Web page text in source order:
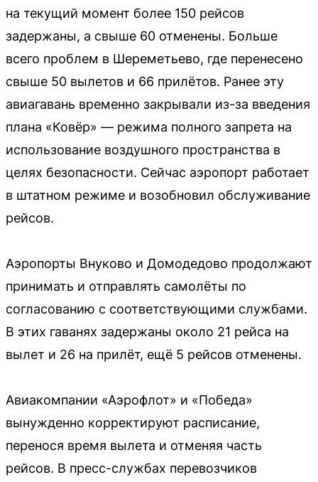
на текущий момент более 150 рейсов
задержаны, а свыше 60 отменены. Больше
всего проблем в Шереметьево, где перенесено
свыше 50 вылетов и 66 прилётов. Ранее эту
авиагавань временно закрывали из-за введения
плана «Ковёр» — режима полного запрета на
использование воздушного пространства в
целях безопасности. Сейчас аэропорт работает
в штатном режиме и возобновил обслуживание
рейсов.
Аэропорты Внуково и Домодедово продолжают
принимать и отправлять самолёты по
согласованию с соответствующими службами.
В этих гаванях задержаны около 21 рейса на
вылет и 26 на прилёт, ещё 5 рейсов отменены.
Авиакомпании «Аэрофлот» и «Победа»
вынужденно корректируют расписание,
перенося время вылета и отменяя часть
рейсов. В пресс-службах перевозчиков